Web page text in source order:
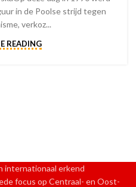
in de Poolse strijd tegen
verkoz...
READING
internationaal erkend
focus op Centraal- en Oost-